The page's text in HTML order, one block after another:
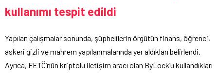
kullanımı tespit edildi
Yapılan çalışmalar sonunda, şüphelilerin örgütün finans, öğrenci,
askeri gizli ve mahrem yapılanmalarında yer aldıkları belirlendi.
Ayrıca, FETÖ’nün kriptolu iletişim aracı olan ByLock’u kullandıkları